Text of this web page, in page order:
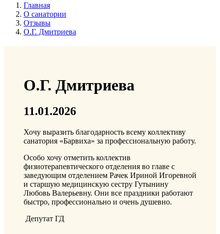
Главная
О санатории
Отзывы
О.Г. Дмитриева
О.Г. Дмитриева
11.01.2026
Хочу выразить благодарность всему коллективу
санатория «Барвиха» за профессиональную работу.
Особо хочу отметить коллектив
физиотерапевтического отделения во главе с
заведующим отделением Рачек Ириной Игоревной
и старшую медицинскую сестру Гутынину
Любовь Валерьевну. Они все праздники работают
быстро, профессионально и очень душевно.
Депутат ГД